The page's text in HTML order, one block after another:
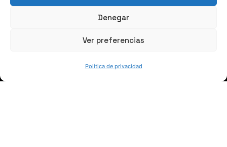
Denegar
Ver preferencias
Política de privacidad